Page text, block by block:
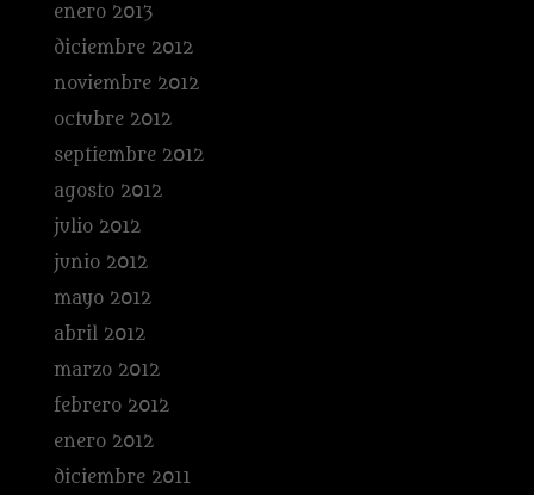
enero 2013
diciembre 2012
noviembre 2012
octubre 2012
septiembre 2012
agosto 2012
julio 2012
junio 2012
mayo 2012
abril 2012
marzo 2012
febrero 2012
enero 2012
diciembre 2011